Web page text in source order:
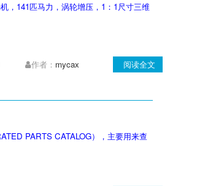
，141匹马力，涡轮增压，1：1尺寸三维
作者： mycax 阅读全文
PARTS CATALOG），主要用来查